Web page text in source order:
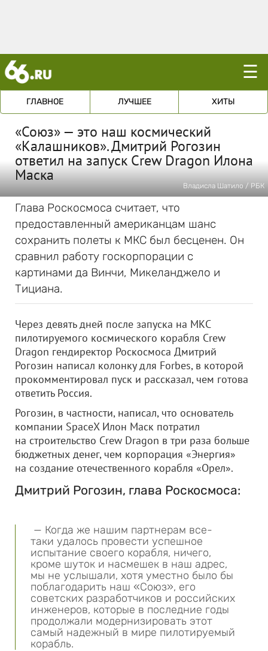
☰
ГЛАВНОЕ ЛУЧШЕЕ ХИТЫ
«Союз» — это наш космический
«Калашников». Дмитрий Рогозин
ответил на запуск Crew Dragon Илона
Маска
Владисла Шатило / РБК
Глава Роскосмоса считает, что
предоставленный американцам шанс
сохранить полеты к МКС был бесценен. Он
сравнил работу госкорпорации с
картинами да Винчи, Микеланджело и
Тициана.
Через девять дней после запуска на МКС
пилотируемого космического корабля Crew
Dragon гендиректор Роскосмоса Дмитрий
Рогозин написал колонку для Forbes, в которой
прокомментировал пуск и рассказал, чем готова
ответить Россия.
Рогозин, в частности, написал, что основатель
компании SpaceX Илон Маск потратил
на строительство Crew Dragon в три раза больше
бюджетных денег, чем корпорация «Энергия»
на создание отечественного корабля «Орел».
Дмитрий Рогозин, глава Роскосмоса:
— Когда же нашим партнерам все-
таки удалось провести успешное
испытание своего корабля, ничего,
кроме шуток и насмешек в наш адрес,
мы не услышали, хотя уместно было бы
поблагодарить наш «Союз», его
советских разработчиков и российских
инженеров, которые в последние годы
продолжали модернизировать этот
самый надежный в мире пилотируемый
корабль.